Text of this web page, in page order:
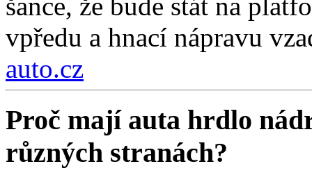
vpředu a hnací nápravu
auto.cz
Proč mají auta hrdlo
různých stranách?